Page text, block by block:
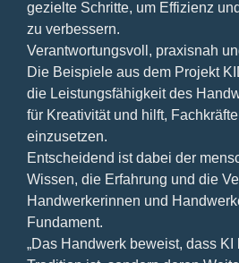
gezielte Schritte, um Effizienz
zu verbessern.
Verantwortungsvoll, praxisnah
Die Beispiele aus dem Projekt
die Leistungsfähigkeit des
für Kreativität und hilft,
einzusetzen.
Entscheidend ist dabei der
Wissen, die Erfahrung und die
Handwerkerinnen und
Fundament.
„Das Handwerk beweist, dass KI